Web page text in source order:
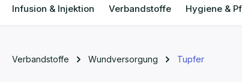
Infusion & Injektion Verbandstoffe Hygiene &
Verbandstoffe Wundversorgung Tupfer